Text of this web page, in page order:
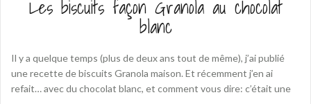
Les biscuits façon Granola au chocolat
blanc
Il y a quelque temps (plus de deux ans tout de même), j’ai publié
une recette de biscuits Granola maison. Et récemment j’en ai
refait… avec du chocolat blanc, et comment vous dire: c’était une